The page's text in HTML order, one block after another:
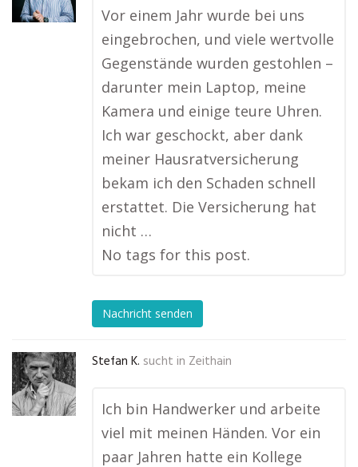
Vor einem Jahr wurde bei uns
eingebrochen, und viele wertvolle
Gegenstände wurden gestohlen –
darunter mein Laptop, meine
Kamera und einige teure Uhren.
Ich war geschockt, aber dank
meiner Hausratversicherung
bekam ich den Schaden schnell
erstattet. Die Versicherung hat
nicht …
No tags for this post.
Nachricht senden
Stefan K. sucht in Zeithain
Ich bin Handwerker und arbeite
viel mit meinen Händen. Vor ein
paar Jahren hatte ein Kollege